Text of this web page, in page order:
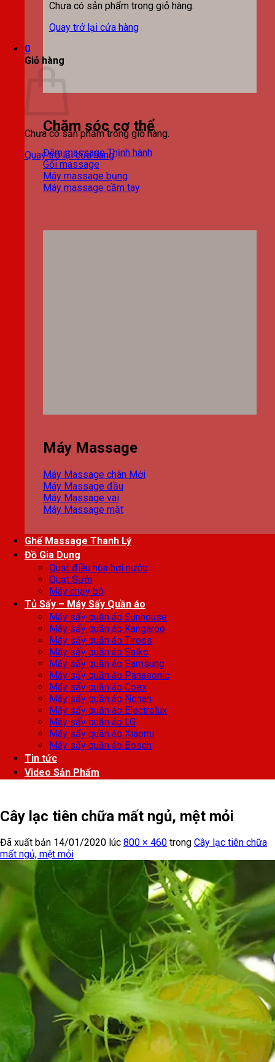
Chưa có sản phẩm trong giỏ hàng.
Quay trở lại cửa hàng
0
Giỏ hàng
Chưa có sản phẩm trong giỏ hàng.
Quay trở lại cửa hàng
Chăm sóc cơ thể
Đệm massage
Gối massage
Máy massage bụng
Máy massage cầm tay
Máy Massage
Máy Massage chân
Máy Massage đầu
Máy Massage vai
Máy Massage mặt
Ghế Massage Thanh Lý
Đồ Gia Dụng
Quạt điều hòa hơi nước
Quạt Sưởi
Máy chạy bộ
Tủ Sấy – Máy Sấy Quần áo
Máy sấy quần áo Sunhouse
Máy sấy quần áo Kangaroo
Máy sấy quần áo Tiross
Máy sấy quần áo Saiko
Máy sấy quần áo Samsung
Máy sấy quần áo Panasonic
Máy sấy quần áo Coex
Máy sấy quần áo Nonan
Máy sấy quần áo Electrolux
Máy sấy quần áo LG
Máy sấy quần áo Xiaomi
Máy sấy quần áo Bosch
Tin tức
Video Sản Phẩm
Cây lạc tiên chữa mất ngủ, mệt mỏi
Đã xuất bản 14/01/2020 lúc 800 × 460 trong Cây lạc tiên chữa
mất ngủ, mệt mỏi